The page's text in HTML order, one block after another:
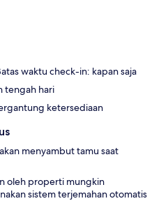
waktu check-in: kapan saja
tengah hari
ketersediaan
menyambut tamu saat
oleh properti mungkin
sistem terjemahan otomatis